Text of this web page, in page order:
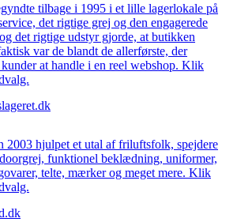
tilbage i 1995 i et lille lagerlokale på
det rigtige grej og den engagerede
det rigtige udstyr gjorde, at butikken
var de blandt de allerførste, der
at handle i en reel webshop. Klik
2003 hjulpet et utal af friluftsfolk, spejdere
funktionel beklædning, uniformer,
telte, mærker og meget mere. Klik